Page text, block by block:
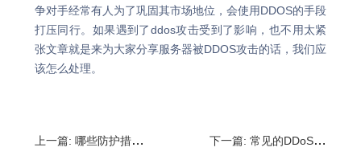
争对手经常有人为了巩固其市场地位，会使用DDOS的手段
打压同行。如果遇到了ddos攻击受到了影响，也不用太紧
张文章就是来为大家分享服务器被DDOS攻击的话，我们应
该怎么处理。
上一篇: 哪些防护措施可以解决DDOS攻击_DDOS攻击的具体步骤 下一篇:常见的DDoS攻击方法_DDOS攻击包括哪些